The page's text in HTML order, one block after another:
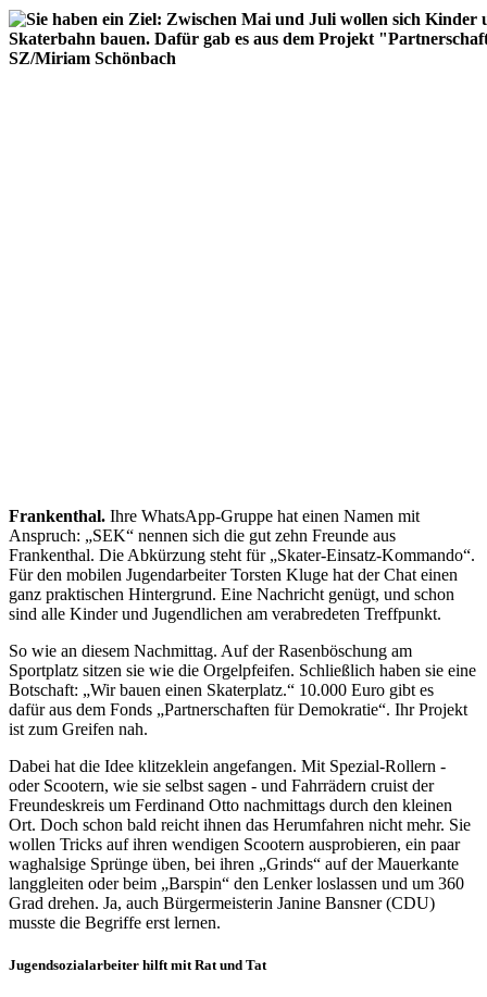
Frankenthal. Ihre WhatsApp-Gruppe hat einen Namen mit
Anspruch: „SEK“ nennen sich die gut zehn Freunde aus
Frankenthal. Die Abkürzung steht für „Skater-Einsatz-Kommando“.
Für den mobilen Jugendarbeiter Torsten Kluge hat der Chat einen
ganz praktischen Hintergrund. Eine Nachricht genügt, und schon
sind alle Kinder und Jugendlichen am verabredeten Treffpunkt.
So wie an diesem Nachmittag. Auf der Rasenböschung am
Sportplatz sitzen sie wie die Orgelpfeifen. Schließlich haben sie eine
Botschaft: „Wir bauen einen Skaterplatz.“ 10.000 Euro gibt es
dafür aus dem Fonds „Partnerschaften für Demokratie“. Ihr Projekt
ist zum Greifen nah.
Dabei hat die Idee klitzeklein angefangen. Mit Spezial-Rollern -
oder Scootern, wie sie selbst sagen - und Fahrrädern cruist der
Freundeskreis um Ferdinand Otto nachmittags durch den kleinen
Ort. Doch schon bald reicht ihnen das Herumfahren nicht mehr. Sie
wollen Tricks auf ihren wendigen Scootern ausprobieren, ein paar
waghalsige Sprünge üben, bei ihren „Grinds“ auf der Mauerkante
langgleiten oder beim „Barspin“ den Lenker loslassen und um 360
Grad drehen. Ja, auch Bürgermeisterin Janine Bansner (CDU)
musste die Begriffe erst lernen.
Jugendsozialarbeiter hilft mit Rat und Tat